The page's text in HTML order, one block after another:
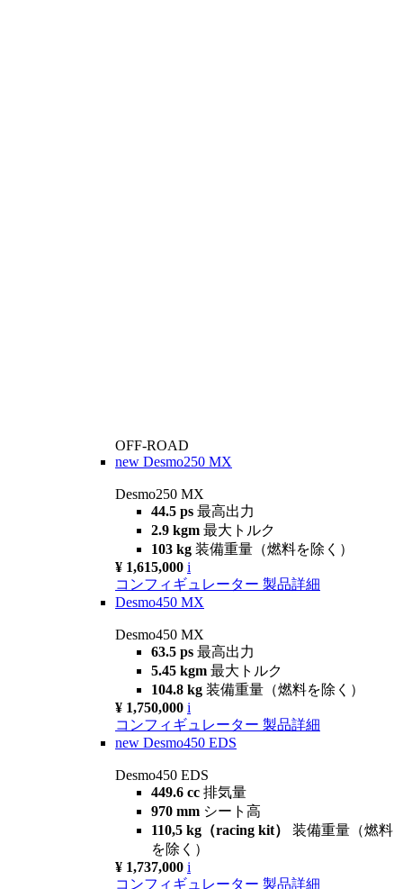
OFF-ROAD
new Desmo250 MX
Desmo250 MX
44.5 ps 最高出力
2.9 kgm 最大トルク
103 kg 装備重量（燃料を除く）
¥ 1,615,000 i
コンフィギュレーター 製品詳細
Desmo450 MX
Desmo450 MX
63.5 ps 最高出力
5.45 kgm 最大トルク
104.8 kg 装備重量（燃料を除く）
¥ 1,750,000 i
コンフィギュレーター 製品詳細
new Desmo450 EDS
Desmo450 EDS
449.6 cc 排気量
970 mm シート高
110,5 kg（racing kit） 装備重量（燃料
を除く）
¥ 1,737,000 i
コンフィギュレーター 製品詳細